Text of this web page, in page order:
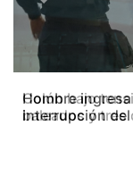
Colón bajo
baleados y